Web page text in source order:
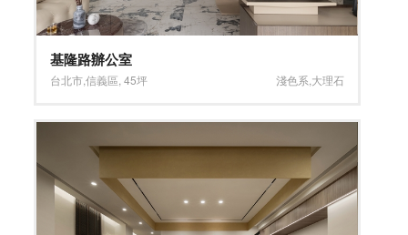
基隆路辦公室
台北市,信義區 ,45坪 淺色系 大理石